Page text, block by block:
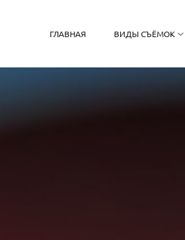
ГЛАВНАЯ ВИДЫ СЪЁМОК